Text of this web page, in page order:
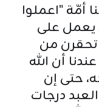
أمّة "اعملوا
يعمل على
تحقرن من
أن الله
حتى إن
درجات